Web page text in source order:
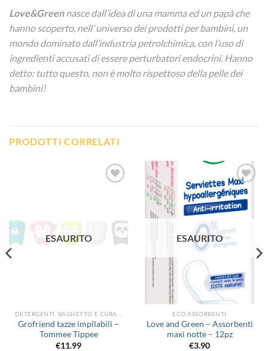
Love&Greennasce dall’idea di una mamma ed un papà che
hanno scoperto, nell’ universo dei prodotti per bambini, un
mondo dominato dall’industria petrolchimica, con l’uso di
ingredienti accusati di essere perturbatori endocrini. Hanno
detto: tutto questo, non è molto rispettoso della pelle dei
bambini!
PRODOTTI CORRELATI
ESAURITO
DETERGENTI, BAGNETTO E CURA DEL CORPO
Grofriend tazze impilabili –
Tommee Tippee
€11.99
Aggiungi
alla lista
dei
ESAURITO
ECO ASSORBENTI
Love and Green – Assorbenti
maxi notte – 12pz
€3.90